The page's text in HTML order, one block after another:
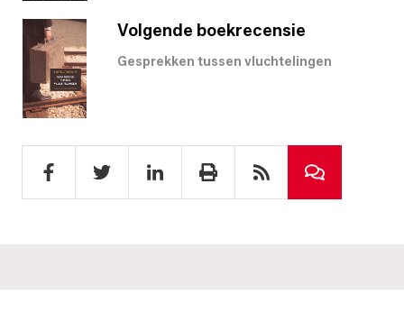
Volgende boekrecensie
Gesprekken tussen vluchtelingen